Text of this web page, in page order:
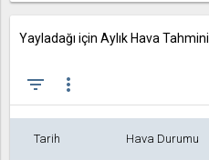
Yayladağı için Aylık Hava Tahmini
filter_list more_vert
Tarih Hava Durumu